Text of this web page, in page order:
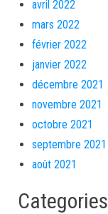
avril 2022
mars 2022
février 2022
janvier 2022
décembre 2021
novembre 2021
octobre 2021
septembre 2021
août 2021
Categories